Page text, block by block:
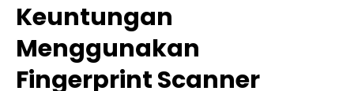
Keuntungan
Menggunakan
Fingerprint Scanner